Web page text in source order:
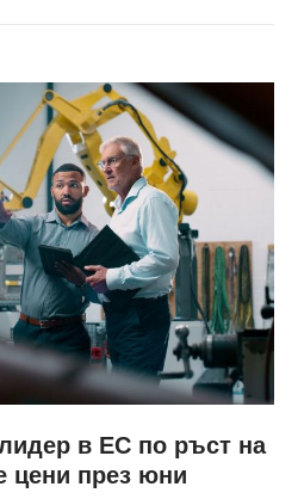
в ЕС по ръст на
цени през юни